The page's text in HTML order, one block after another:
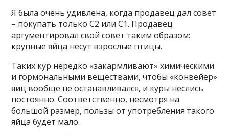
Я была очень удивлена, когда продавец дал совет
– покупать только С2 или С1. Продавец
аргументировал свой совет таким образом:
крупные яйца несут взрослые птицы.
Таких кур нередко «закармливают» химическими
и гормональными веществами, чтобы «конвейер»
яиц вообще не останавливался, и куры неслись
постоянно. Соответственно, несмотря на
большой размер, пользы от употребления такого
яйца будет мало.